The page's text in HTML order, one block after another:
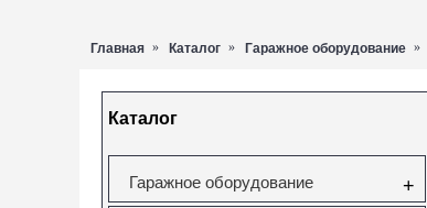
Главная Каталог Гаражное оборудование
Каталог
Гаражное оборудование +